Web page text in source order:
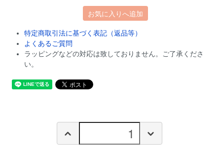
お気に入りへ追加
特定商取引法に基づく表記（返品等）
よくあるご質問
ラッピングなどの対応は致しておりません。ご了承くださ
い。